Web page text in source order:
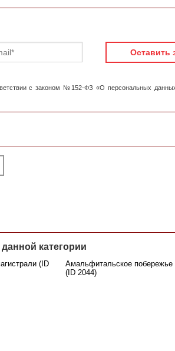
Оставить
с законом №152-ФЗ «О персональных
категории
(ID
Амальфитальское побережье
(ID 2044)